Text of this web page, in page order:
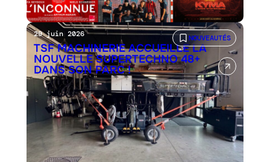
NOUVEAUTÉS
29 juin 2026
TSF MACHINERIE ACCUEILLE LA
NOUVELLE SUPERTECHNO 48+
DANS SON PARC !